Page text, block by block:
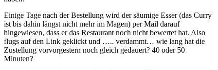
Einige Tage nach der Bestellung wird der säumige Esser (das Curry
ist bis dahin längst nicht mehr im Magen) per Mail darauf
hingewiesen, dass er das Restaurant noch nicht bewertet hat. Also
flugs auf den Link geklickt und ….. verdammt… wie lang hat die
Zustellung vorvorgestern noch gleich gedauert? 40 oder 50
Minuten?